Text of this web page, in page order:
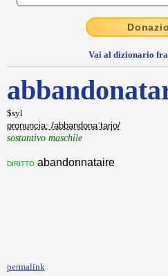
Vai al dizionario
$syl
pronuncia: /abbandonaˈtarjo/
sostantivo maschile
diritto abandonnataire
permalink